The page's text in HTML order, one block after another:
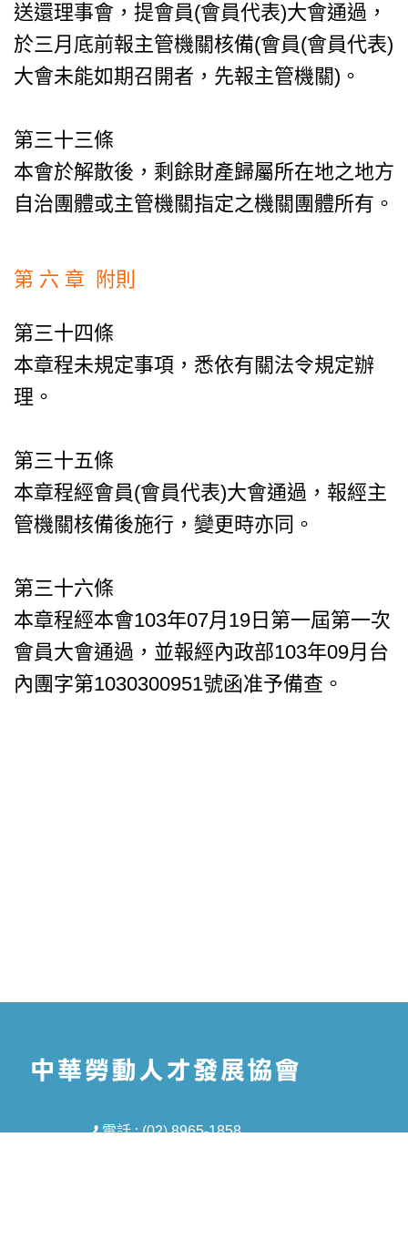
送還理事會，提會員(會員代表)大會通過，
於三月底前報主管機關核備(會員(會員代表)
大會未能如期召開者，先報主管機關)。
第三十三條
本會於解散後，剩餘財產歸屬所在地之地方
自治團體或主管機關指定之機關團體所有。
第 六 章 附則
第三十四條
本章程未規定事項，悉依有關法令規定辦
理。
第三十五條
本章程經會員(會員代表)大會通過，報經主
管機關核備後施行，變更時亦同。
第三十六條
本章程經本會103年07月19日第一屆第一次
會員大會通過，並報經內政部103年09月台
內團字第1030300951號函准予備查。
電話 : (02) 8965-1858